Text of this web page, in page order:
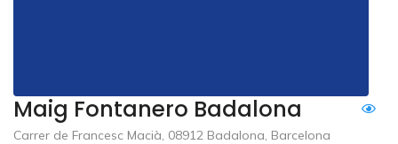
Maig Fontanero Badalona
Carrer de Francesc Macià, 08912 Badalona, Barcelona